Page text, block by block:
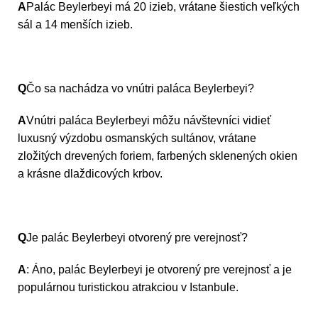
APalác Beylerbeyi má 20 izieb, vrátane šiestich veľkých
sál a 14 menších izieb.
QČo sa nachádza vo vnútri paláca Beylerbeyi?
AVnútri paláca Beylerbeyi môžu návštevníci vidieť
luxusný výzdobu osmanských sultánov, vrátane
zložitých drevených foriem, farbených sklenených okien
a krásne dlaždicových krbov.
QJe palác Beylerbeyi otvorený pre verejnosť?
A: Áno, palác Beylerbeyi je otvorený pre verejnosť a je
populárnou turistickou atrakciou v Istanbule.